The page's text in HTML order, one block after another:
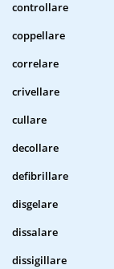
controllare
coppellare
correlare
crivellare
cullare
decollare
defibrillare
disgelare
dissalare
dissigillare